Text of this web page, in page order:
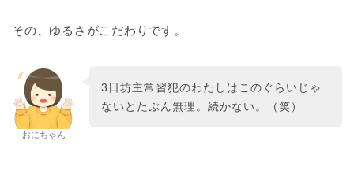
その、ゆるさがこだわりです。
おにちゃん
3日坊主常習犯のわたしはこのぐらいじゃ
ないとたぶん無理。続かない。（笑）